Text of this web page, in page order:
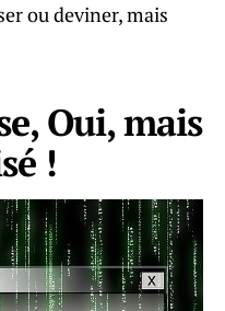
ou deviner, mais
Oui, mais
!